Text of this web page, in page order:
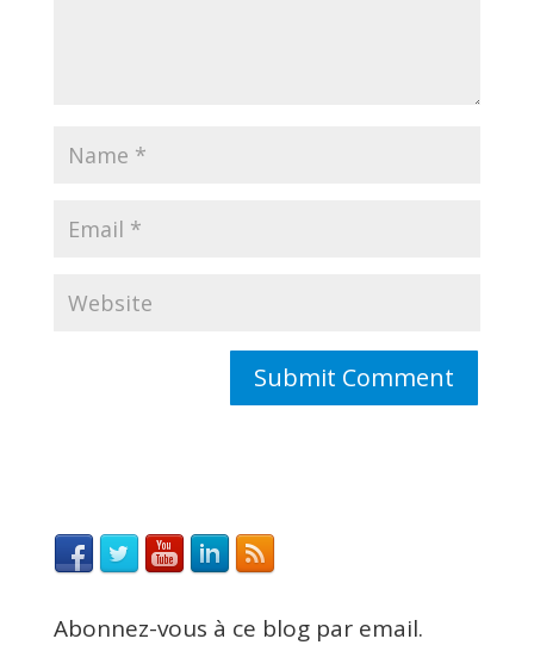
Abonnez-vous à ce blog par email.